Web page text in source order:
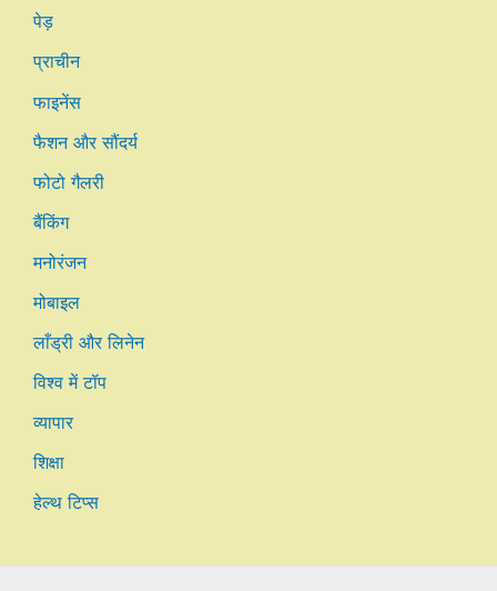
पेड़
प्राचीन
फाइनेंस
फैशन और सौंदर्य
फोटो गैलरी
बैंकिंग
मनोरंजन
मोबाइल
लाँड्री और लिनेन
विश्व में टॉप
व्यापार
शिक्षा
हेल्थ टिप्स